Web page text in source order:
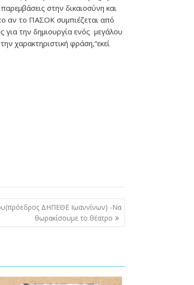
στην δικαιοσύνη και
αν το ΠΑΣΟΚ συμπιέζεται από
για την δημιουργία ενός μεγάλου
χαρακτηριστική φράση,”εκεί
ΔΗΠΕΘΕ Ιωαννίνων) -Να
θωρακίσουμε το θέατρο